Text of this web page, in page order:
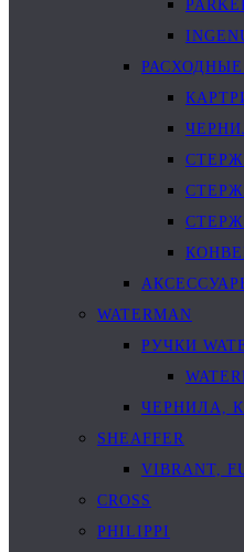
WATERMAN
РУЧКИ
ЧЕРНИЛА,
SHEAFFER
VIBRANT,
CROSS
PHILIPPI